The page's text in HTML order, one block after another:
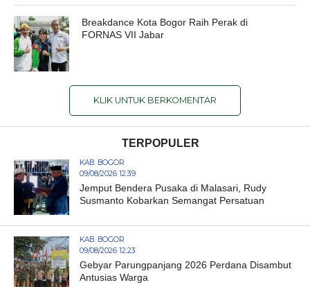
Breakdance Kota Bogor Raih Perak di
FORNAS VII Jabar
KLIK UNTUK BERKOMENTAR
TERPOPULER
KAB. BOGOR
09/08/2026 12:39
Jemput Bendera Pusaka di Malasari, Rudy
Susmanto Kobarkan Semangat Persatuan
KAB. BOGOR
09/08/2026 12:23
Gebyar Parungpanjang 2026 Perdana Disambut
Antusias Warga